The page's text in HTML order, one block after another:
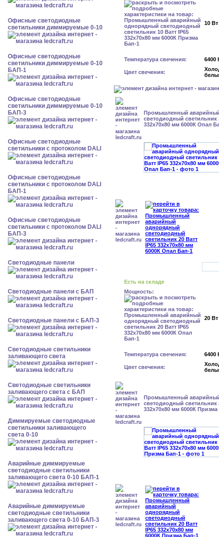
Офисные светодиодные
светильники диммируемые 0-10
Офисные светодиодные
светильники диммируемые 0-10
БАП-1
Офисные светодиодные
светильники диммируемые 0-10
БАП-3
Офисные светодиодные
светильники с протоколом DALI
Офисные светодиодные
светильники с протоколом DALI
БАП-1
Офисные светодиодные
светильники с протоколом DALI
БАП-3
Cветодиодные панели
Cветодиодные панели с БАП
Cветодиодные панели с БАП-3
Светодиодные светильники
заливающего света
Светодиодные светильники
заливающего света с БАП
Диммируемые светодиодные
светильники заливающего
света 0-10
Аварийные диммируемые
светодиодные светильники
заливающего света 0-10 БАП-1
Аварийные диммируемые
светодиодные светильники
заливающего света 0-10 БАП-3
10 Вт
Температура свечения: 6400
Цвет свечения:
Промышленный
светодиодный светильник
332x70x80 мм 6000К Опал
Есть на складе
Мощность:
20 Вт
Температура свечения: 6400
Цвет свечения:
Промышленный
светодиодный светильник
332x70x80 мм 6000К